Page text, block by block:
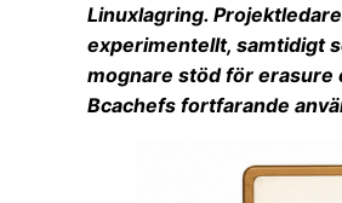
Linuxlagring.
experimentellt, samtidigt
mognare stöd för
Bcachefs fortfarande